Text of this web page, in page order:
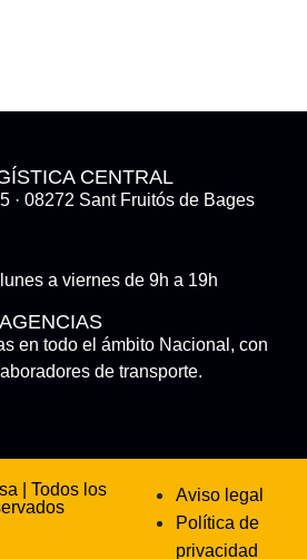
CENTRAL
· 08272 Sant Fruitós de Bages
a viernes de 9h a 19h
en todo el ámbito Nacional, con
de transporte.
| Todos los
Aviso legal
Política de
privacidad